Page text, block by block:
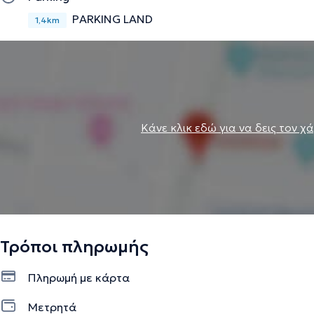
1,4km PARKING LAND
Κάνε κλικ εδώ για να δεις τον
Τρόποι πληρωμής
Πληρωμή με κάρτα
Μετρητά